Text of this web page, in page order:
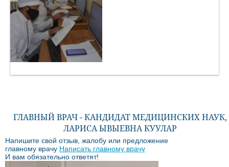
ГЛАВНЫЙ ВРАЧ - КАНДИДАТ МЕДИЦИНСКИХ НАУК,
ЛАРИСА ЫВЫЕВНА КУУЛАР
Напишите свой отзыв, жалобу или предложение
главному врачу Написать главному врачу
И вам обязательно ответят!